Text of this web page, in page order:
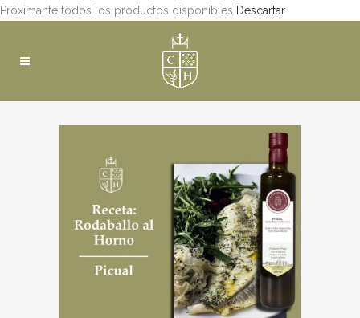
Próximante todos los productos disponibles Descartar